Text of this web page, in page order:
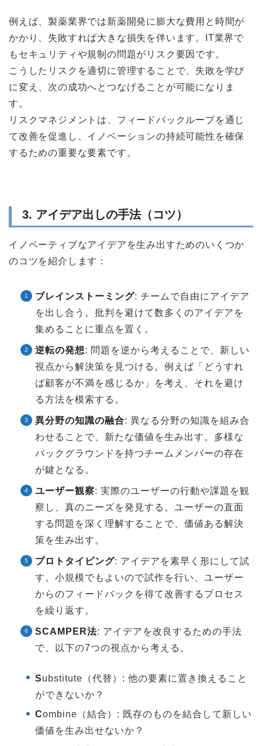
例えば、製薬業界では新薬開発に膨大な費用と時間が
かかり、失敗すれば大きな損失を伴います。IT業界で
もセキュリティや規制の問題がリスク要因です。
こうしたリスクを適切に管理することで、失敗を学び
に変え、次の成功へとつなげることが可能になりま
す。
リスクマネジメントは、フィードバックループを通じ
て改善を促進し、イノベーションの持続可能性を確保
するための重要な要素です。
3. アイデア出しの手法（コツ）
イノベーティブなアイデアを生み出すためのいくつか
のコツを紹介します：
ブレインストーミング: チームで自由にアイデア
を出し合う。批判を避けて数多くのアイデアを
集めることに重点を置く。
逆転の発想: 問題を逆から考えることで、新しい
視点から解決策を見つける。例えば「どうすれ
ば顧客が不満を感じるか」を考え、それを避け
る方法を模索する。
異分野の知識の融合: 異なる分野の知識を組み合
わせることで、新たな価値を生み出す。多様な
バックグラウンドを持つチームメンバーの存在
が鍵となる。
ユーザー観察: 実際のユーザーの行動や課題を観
察し、真のニーズを発見する。ユーザーの直面
する問題を深く理解することで、価値ある解決
策を生み出す。
プロトタイピング: アイデアを素早く形にして試
す。小規模でもよいので試作を行い、ユーザー
からのフィードバックを得て改善するプロセス
を繰り返す。
SCAMPER法: アイデアを改良するための手法
で、以下の7つの視点から考える。
Substitute（代替）: 他の要素に置き換えること
ができないか？
Combine（結合）: 既存のものを結合して新しい
価値を生み出せないか？